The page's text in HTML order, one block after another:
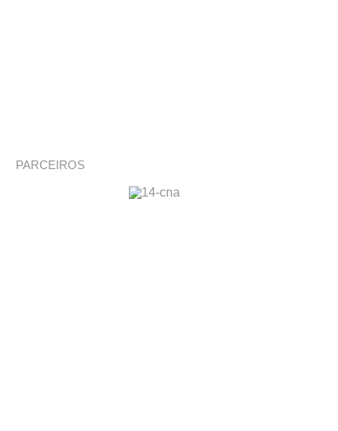
PARCEIROS